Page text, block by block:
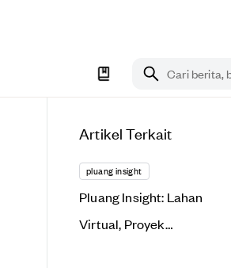
Cari berita,
Artikel Terkait
pluang insight
Pluang Insight: Lahan
Virtual, Proyek